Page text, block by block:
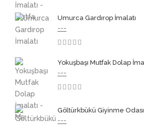
Umurca Gardırop İmalatı
---
Yokuşbaşı Mutfak Dolap
---
Göltürkbükü Giyinme
---